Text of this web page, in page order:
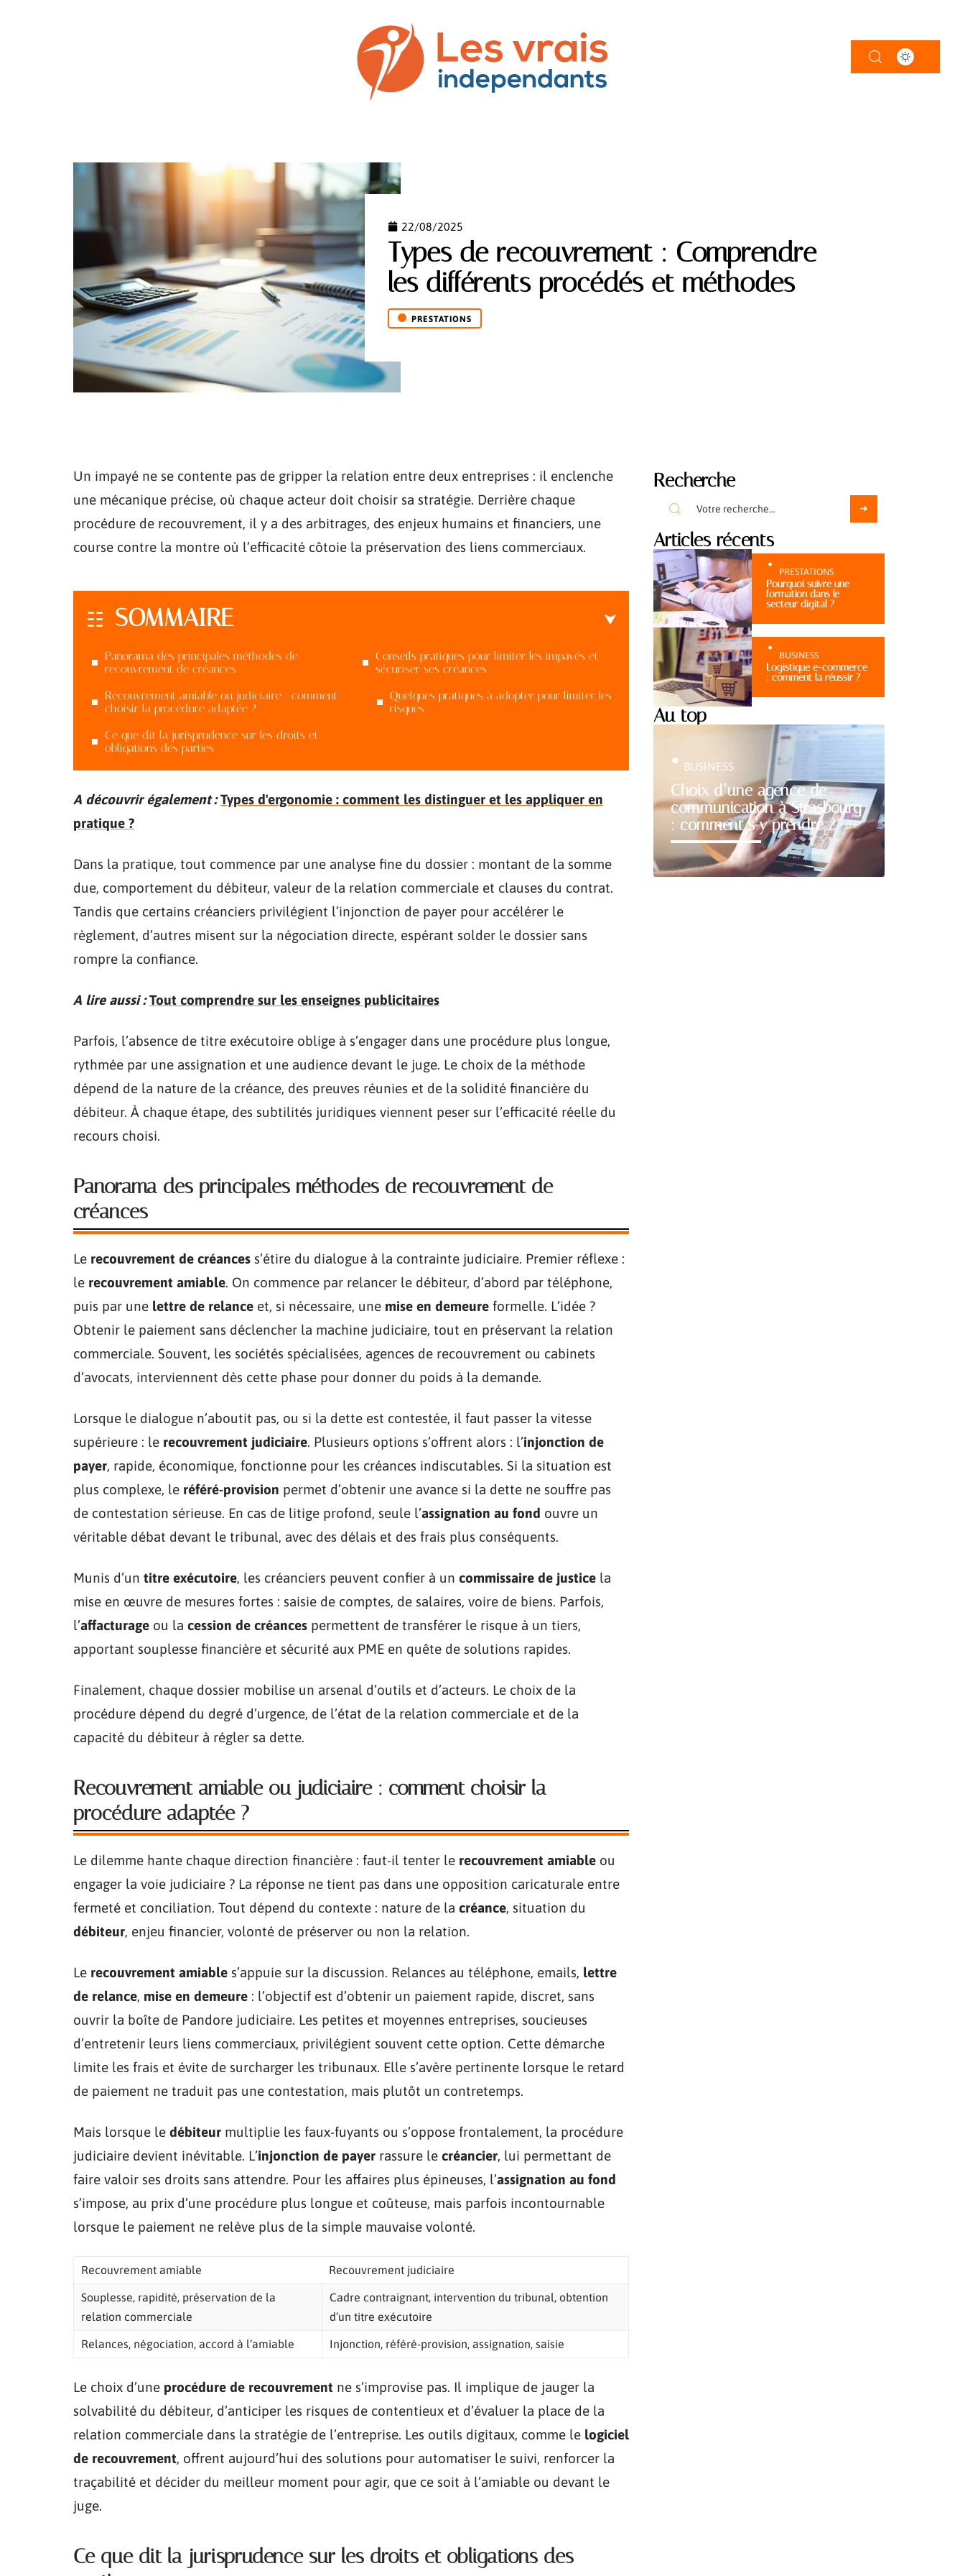
22/08/2025
Types de recouvrement : Comprendre
les différents procédés et méthodes
PRESTATIONS
Un impayé ne se contente pas de gripper la relation entre deux entreprises : il enclenche
une mécanique précise, où chaque acteur doit choisir sa stratégie. Derrière chaque
procédure de recouvrement, il y a des arbitrages, des enjeux humains et financiers, une
course contre la montre où l’efficacité côtoie la préservation des liens commerciaux.
SOMMAIRE
Panorama des principales méthodes de
recouvrement de créances
Recouvrement amiable ou judiciaire : comment
choisir la procédure adaptée ?
Ce que dit la jurisprudence sur les droits et
obligations des parties
Conseils pratiques pour limiter les impayés et
sécuriser ses créances
Quelques pratiques à adopter pour limiter les
risques :
A découvrir également : Types d'ergonomie : comment les distinguer et les appliquer en
pratique ?
Dans la pratique, tout commence par une analyse fine du dossier : montant de la somme
due, comportement du débiteur, valeur de la relation commerciale et clauses du contrat.
Tandis que certains créanciers privilégient l’injonction de payer pour accélérer le
règlement, d’autres misent sur la négociation directe, espérant solder le dossier sans
rompre la confiance.
A lire aussi : Tout comprendre sur les enseignes publicitaires
Parfois, l’absence de titre exécutoire oblige à s’engager dans une procédure plus longue,
rythmée par une assignation et une audience devant le juge. Le choix de la méthode
dépend de la nature de la créance, des preuves réunies et de la solidité financière du
débiteur. À chaque étape, des subtilités juridiques viennent peser sur l’efficacité réelle du
recours choisi.
Panorama des principales méthodes de recouvrement de
créances
Le recouvrement de créances s’étire du dialogue à la contrainte judiciaire. Premier réflexe :
le recouvrement amiable. On commence par relancer le débiteur, d’abord par téléphone,
puis par une lettre de relance et, si nécessaire, une mise en demeure formelle. L’idée ?
Obtenir le paiement sans déclencher la machine judiciaire, tout en préservant la relation
commerciale. Souvent, les sociétés spécialisées, agences de recouvrement ou cabinets
d’avocats, interviennent dès cette phase pour donner du poids à la demande.
Lorsque le dialogue n’aboutit pas, ou si la dette est contestée, il faut passer la vitesse
supérieure : le recouvrement judiciaire. Plusieurs options s’offrent alors : l’injonction de
payer, rapide, économique, fonctionne pour les créances indiscutables. Si la situation est
plus complexe, le référé-provision permet d’obtenir une avance si la dette ne souffre pas
de contestation sérieuse. En cas de litige profond, seule l’assignation au fond ouvre un
véritable débat devant le tribunal, avec des délais et des frais plus conséquents.
Munis d’un titre exécutoire, les créanciers peuvent confier à un commissaire de justice la
mise en œuvre de mesures fortes : saisie de comptes, de salaires, voire de biens. Parfois,
l’affacturage ou la cession de créances permettent de transférer le risque à un tiers,
apportant souplesse financière et sécurité aux PME en quête de solutions rapides.
Finalement, chaque dossier mobilise un arsenal d’outils et d’acteurs. Le choix de la
procédure dépend du degré d’urgence, de l’état de la relation commerciale et de la
capacité du débiteur à régler sa dette.
Recouvrement amiable ou judiciaire : comment choisir la
procédure adaptée ?
Le dilemme hante chaque direction financière : faut-il tenter le recouvrement amiable ou
engager la voie judiciaire ? La réponse ne tient pas dans une opposition caricaturale entre
fermeté et conciliation. Tout dépend du contexte : nature de la créance, situation du
débiteur, enjeu financier, volonté de préserver ou non la relation.
Le recouvrement amiable s’appuie sur la discussion. Relances au téléphone, emails, lettre
de relance, mise en demeure : l’objectif est d’obtenir un paiement rapide, discret, sans
ouvrir la boîte de Pandore judiciaire. Les petites et moyennes entreprises, soucieuses
d’entretenir leurs liens commerciaux, privilégient souvent cette option. Cette démarche
limite les frais et évite de surcharger les tribunaux. Elle s’avère pertinente lorsque le retard
de paiement ne traduit pas une contestation, mais plutôt un contretemps.
Mais lorsque le débiteur multiplie les faux-fuyants ou s’oppose frontalement, la procédure
judiciaire devient inévitable. L’injonction de payer rassure le créancier, lui permettant de
faire valoir ses droits sans attendre. Pour les affaires plus épineuses, l’assignation au fond
s’impose, au prix d’une procédure plus longue et coûteuse, mais parfois incontournable
lorsque le paiement ne relève plus de la simple mauvaise volonté.
Recouvrement amiable Recouvrement judiciaire
Souplesse, rapidité, préservation de la
relation commerciale
Cadre contraignant, intervention du tribunal, obtention
d’un titre exécutoire
Relances, négociation, accord à l’amiable Injonction, référé-provision, assignation, saisie
Le choix d’une procédure de recouvrement ne s’improvise pas. Il implique de jauger la
solvabilité du débiteur, d’anticiper les risques de contentieux et d’évaluer la place de la
relation commerciale dans la stratégie de l’entreprise. Les outils digitaux, comme le logiciel
de recouvrement, offrent aujourd’hui des solutions pour automatiser le suivi, renforcer la
traçabilité et décider du meilleur moment pour agir, que ce soit à l’amiable ou devant le
juge.
Ce que dit la jurisprudence sur les droits et obligations des
Recherche
Articles récents
PRESTATIONS
Pourquoi suivre une
formation dans le
secteur digital ?
BUSINESS
Logistique e-commerce
: comment la réussir ?
Au top
Choix d’une agence de
communication à Strasbourg
: comment s’y prendre ?
BUSINESS